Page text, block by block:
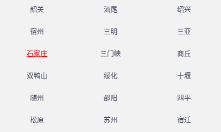
韶关 汕尾 绍兴
宿州 三明 三亚
石家庄 三门峡 商丘
双鸭山 绥化 十堰
随州 邵阳 四平
松原 苏州 宿迁